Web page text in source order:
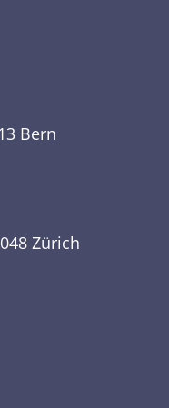
Bern
Zürich